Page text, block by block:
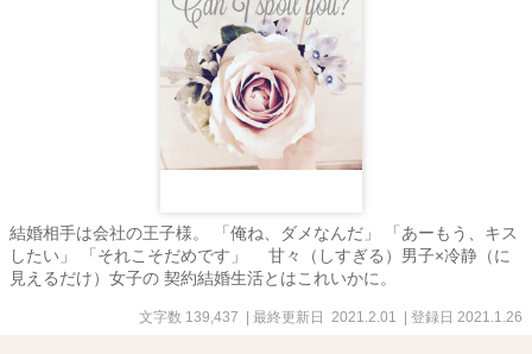
結婚相手は会社の王子様。 「俺ね、ダメなんだ」 「あーもう、キス
したい」 「それこそだめです」 甘々（しすぎる）男子×冷静（に
見えるだけ）女子の 契約結婚生活とはこれいかに。
文字数 139,437 | 最終更新日 2021.2.01 | 登録日 2021.1.26